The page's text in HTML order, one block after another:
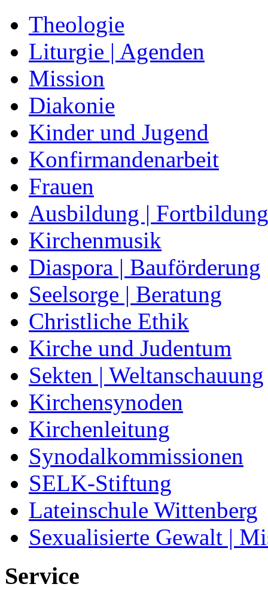
Theologie
Liturgie | Agenden
Mission
Diakonie
Kinder und Jugend
Konfirmandenarbeit
Frauen
Ausbildung | Fortbildung
Kirchenmusik
Diaspora | Bauförderung
Seelsorge | Beratung
Christliche Ethik
Kirche und Judentum
Sekten | Weltanschauung
Kirchensynoden
Kirchenleitung
Synodalkommissionen
SELK-Stiftung
Lateinschule Wittenberg
Sexualisierte Gewalt |
Service